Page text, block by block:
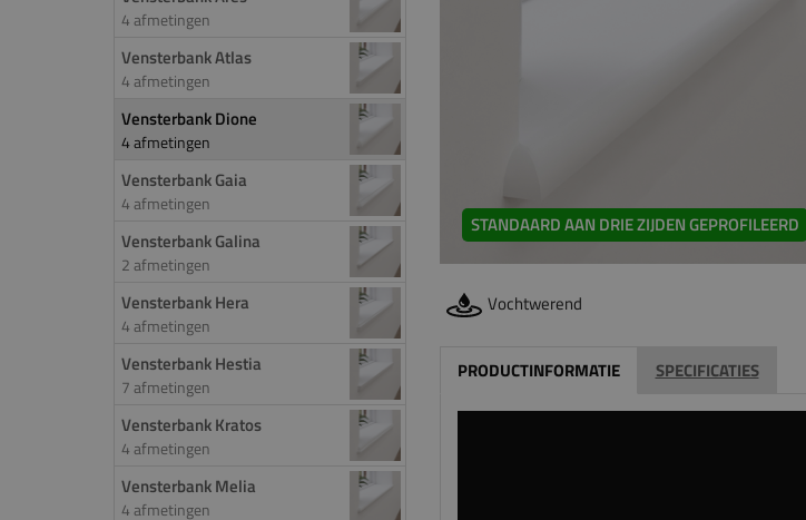
4 afmetingen
Vensterbank Atlas
4 afmetingen
Vensterbank Dione
4 afmetingen
Vensterbank Gaia
4 afmetingen
Vensterbank Galina
2 afmetingen
Vensterbank Hera
4 afmetingen
Vensterbank Hestia
7 afmetingen
Vensterbank Kratos
4 afmetingen
Vensterbank Melia
4 afmetingen
STANDAARD AAN DRIE ZIJDEN GEPROFILEERD
Vochtwerend
PRODUCTINFORMATIE SPECIFICATIES